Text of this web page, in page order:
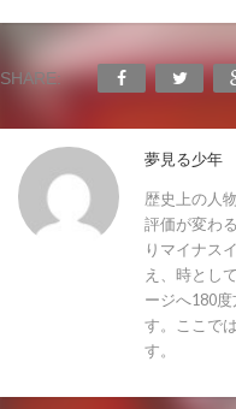
SHARE:
夢見る少年
歴史上の人
評価が変わ
りマイナス
え、時とし
ージへ180
す。ここで
す。